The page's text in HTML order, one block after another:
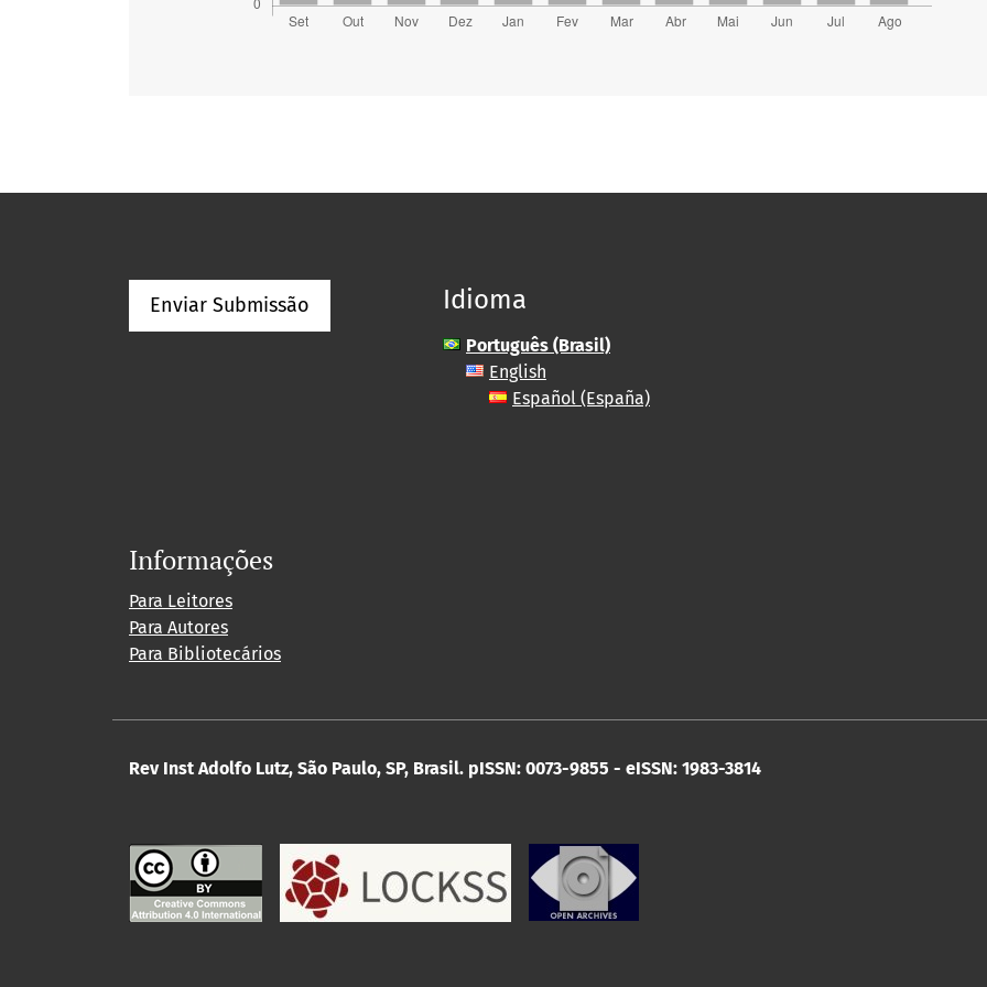
Enviar Submissão Idioma
Português (Brasil)
English
Español (España)
Informações
Para Leitores
Para Autores
Para Bibliotecários
Rev Inst Adolfo Lutz, São Paulo, SP, Brasil. pISSN: 0073-9855 - eISSN: 1983-3814